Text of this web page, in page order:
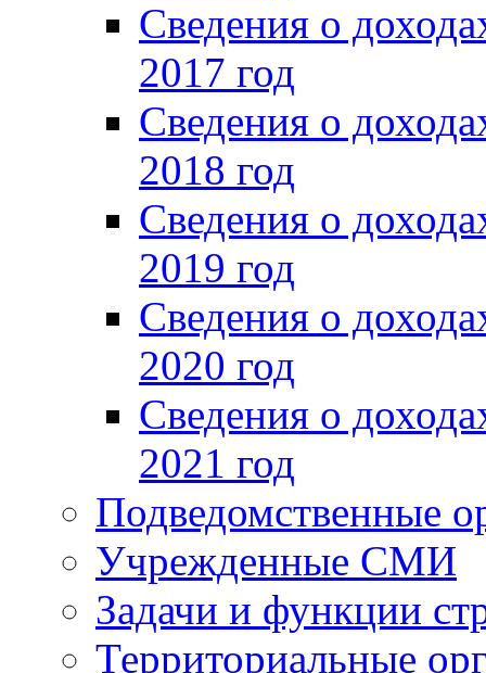
Сведения о
2017 год
Сведения о
2018 год
Сведения о
2019 год
Сведения о
2020 год
Сведения о
2021 год
Подведомственные
Учрежденные СМИ
Задачи и функции
Территориальные